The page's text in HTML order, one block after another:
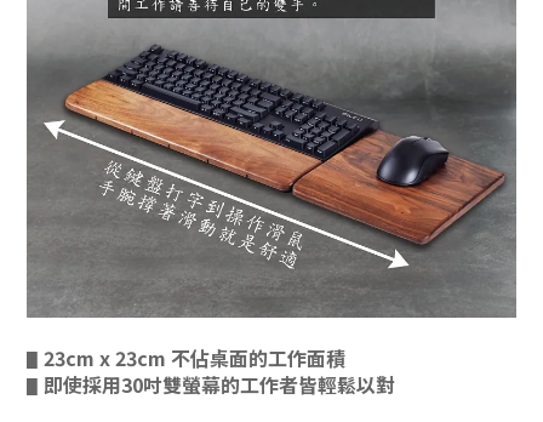
▋ 23cm x 23cm 不佔桌面的工作面積
▋ 即使採用30吋雙螢幕的工作者皆輕鬆以對